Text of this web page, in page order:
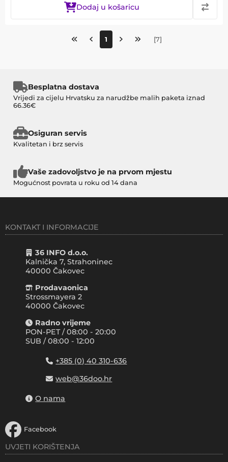
Dodaj u košaricu
1 [7]
Besplatna dostava
Vrijedi za cijelu Hrvatsku za narudžbe malih paketa iznad
66.36€
Osiguran servis
Kvalitetan i brz servis
Vaše zadovoljstvo je na prvom mjestu
Mogućnost povrata u roku od 14 dana
KONTAKT I INFORMACIJE
36 INFO d.o.o.
Kalnička 7, Strahoninec
40000 Čakovec
Prodavaonica
Strossmayera 2
40000 Čakovec
Radno vrijeme
PON-PET / 08:00 - 20:00
SUB / 08:00 - 12:00
+385 (0) 40 310-636
web@36doo.hr
O nama
Facebook
UVJETI KORIŠTENJA